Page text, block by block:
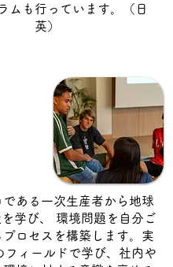
ムも行っています。（日
英）
である一次生産者から地球
学び、 環境問題を自分ご
プロセスを構築します。実
フィールドで学び、社内や